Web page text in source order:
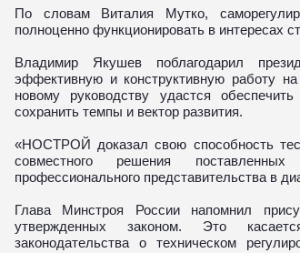
По словам Виталия Мутко,
полноценно функционировать в интересах
Владимир Якушев поблагодарил
эффективную и конструктивную работу
новому руководству удастся
сохранить темпы и вектор развития.
«НОСТРОЙ доказал свою способность
совместного решения
профессионального представительства в
Глава Минстроя России напомнил
утвержденных законом. Это
законодательства о техническом